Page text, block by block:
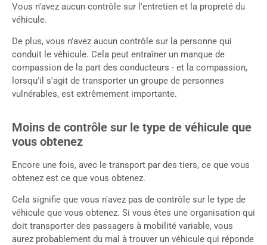
Vous n'avez aucun contrôle sur l'entretien et la propreté du
véhicule.
De plus, vous n'avez aucun contrôle sur la personne qui
conduit le véhicule. Cela peut entraîner un manque de
compassion de la part des conducteurs - et la compassion,
lorsqu'il s'agit de transporter un groupe de personnes
vulnérables, est extrêmement importante.
Moins de contrôle sur le type de véhicule que
vous obtenez
Encore une fois, avec le transport par des tiers, ce que vous
obtenez est ce que vous obtenez.
Cela signifie que vous n'avez pas de contrôle sur le type de
véhicule que vous obtenez. Si vous êtes une organisation qui
doit transporter des passagers à mobilité variable, vous
aurez probablement du mal à trouver un véhicule qui réponde